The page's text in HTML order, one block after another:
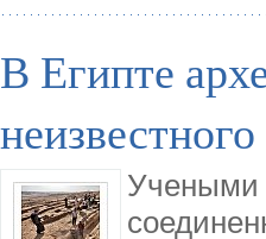
В Египте
Учеными